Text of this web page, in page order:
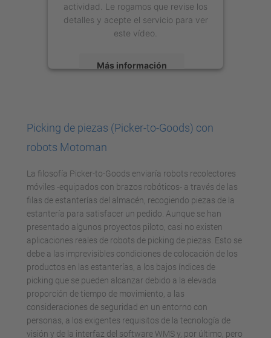
actividad. Le rogamos que revise los
detalles y acepte el servicio para ver
este vídeo.
Más información
Management Platform
Picking de piezas (Picker-to-Goods) con
robots Motoman
La filosofía Picker-to-Goods enviaría robots recolectores
móviles -equipados con brazos robóticos- a través de las
filas de estanterías del almacén, recogiendo piezas de la
estantería para satisfacer un pedido. Aunque se han
presentado algunos proyectos piloto, casi no existen
aplicaciones reales de robots de picking de piezas. Esto se
debe a las imprevisibles condiciones de colocación de los
productos en las estanterías, a los bajos índices de
picking que se pueden alcanzar debido a la elevada
proporción de tiempo de movimiento, a las
consideraciones de seguridad en un entorno con
personas, a los exigentes requisitos de la tecnología de
visión y de la interfaz del software WMS y, por último, pero